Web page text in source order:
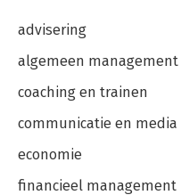
advisering
algemeen management
coaching en trainen
communicatie en media
economie
financieel management